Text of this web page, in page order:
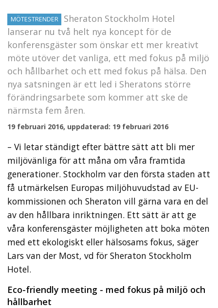
MÖTESTRENDER
Sheraton Stockholm Hotel
lanserar nu två helt nya koncept för de
konferensgäster som önskar ett mer kreativt
möte utöver det vanliga, ett med fokus på miljö
och hållbarhet och ett med fokus på hälsa. Den
nya satsningen är ett led i Sheratons större
förändringsarbete som kommer att ske de
närmsta fem åren.
19 februari 2016, uppdaterad: 19 februari 2016
– Vi letar ständigt efter bättre sätt att bli mer
miljövänliga för att måna om våra framtida
generationer. Stockholm var den första staden att
få utmärkelsen Europas miljöhuvudstad av EU-
kommissionen och Sheraton vill gärna vara en del
av den hållbara inriktningen. Ett sätt är att ge
våra konferensgäster möjligheten att boka möten
med ett ekologiskt eller hälsosams fokus, säger
Lars van der Most, vd för Sheraton Stockholm
Hotel.
Eco-friendly meeting - med fokus på miljö och
hållbarhet